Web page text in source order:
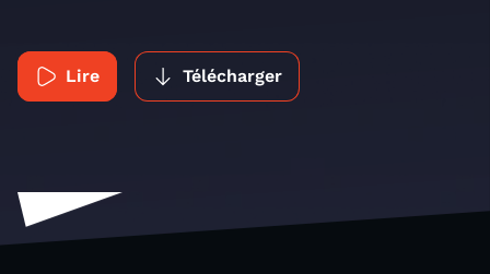
Lire Télécharger